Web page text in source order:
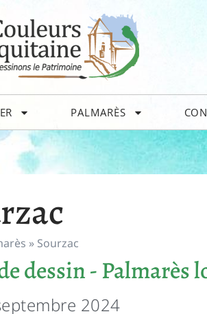
PALMARÈS
» Sourzac
dessin - Palmarès
2024